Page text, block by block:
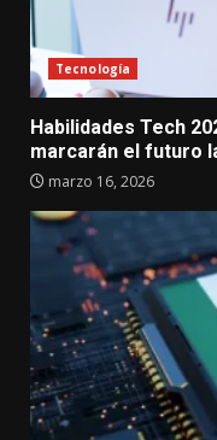
Tecnología
Habilidades Tech
marcarán el futuro
marzo 16, 2026